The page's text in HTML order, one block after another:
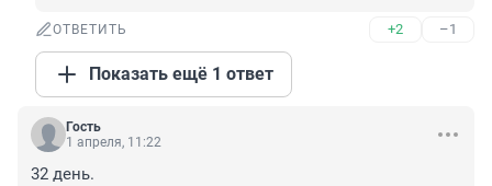
ОТВЕТИТЬ +2 –1
Показать ещё 1 ответ
Гость
1 апреля, 11:22
32 день.